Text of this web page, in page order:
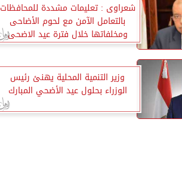
شعراوى : تعليمات مشددة للمحافظات
بالتعامل الآمن مع لحوم الأضاحى
ومخلفاتها خلال فترة عيد الاضحى
وزير التنمية المحلية يهنئ رئيس
الوزراء بحلول عيد الأضحي المبارك